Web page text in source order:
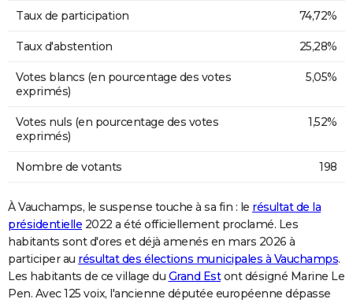
Taux de participation 74,72%
Taux d'abstention 25,28%
Votes blancs (en pourcentage des votes
exprimés)
5,05%
Votes nuls (en pourcentage des votes
exprimés)
1,52%
Nombre de votants 198
À Vauchamps, le suspense touche à sa fin : le résultat de la
présidentielle 2022 a été officiellement proclamé. Les
habitants sont d'ores et déjà amenés en mars 2026 à
participer au résultat des élections municipales à Vauchamps.
Les habitants de ce village du Grand Estont désigné Marine Le
Pen. Avec 125 voix, l'ancienne députée européenne dépasse